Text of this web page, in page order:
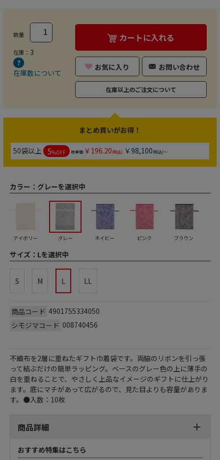
数量
在庫： 3
在庫数について
カートに入れる
お気に入り お問い合わせ
在庫以上のご注文について
まとめ買いがお得！
50袋以上 5%OFF 枚単価:￥196.20(税込) ￥98,100(税込)～
カラー： グレーを選択中
アイボリー グレー ネイビー ピンク ブラウン
サイズ： Lを選択中
S M L LL
商品コード 4901755334050
シモジマコード 008740456
不織布を2層に重ねたギフト巾着袋です。両脇のリボンを引っ張
って結ぶだけの簡単ラッピング。ベースのグレー色の上に薄手の
白を重ねることで、やさしく上品なイメージのギフトに仕上がり
ます。底にマチがあって広がるので、見た目よりも容量がありま
す。●入数：10枚
商品詳細
おすすめ特集はこちら